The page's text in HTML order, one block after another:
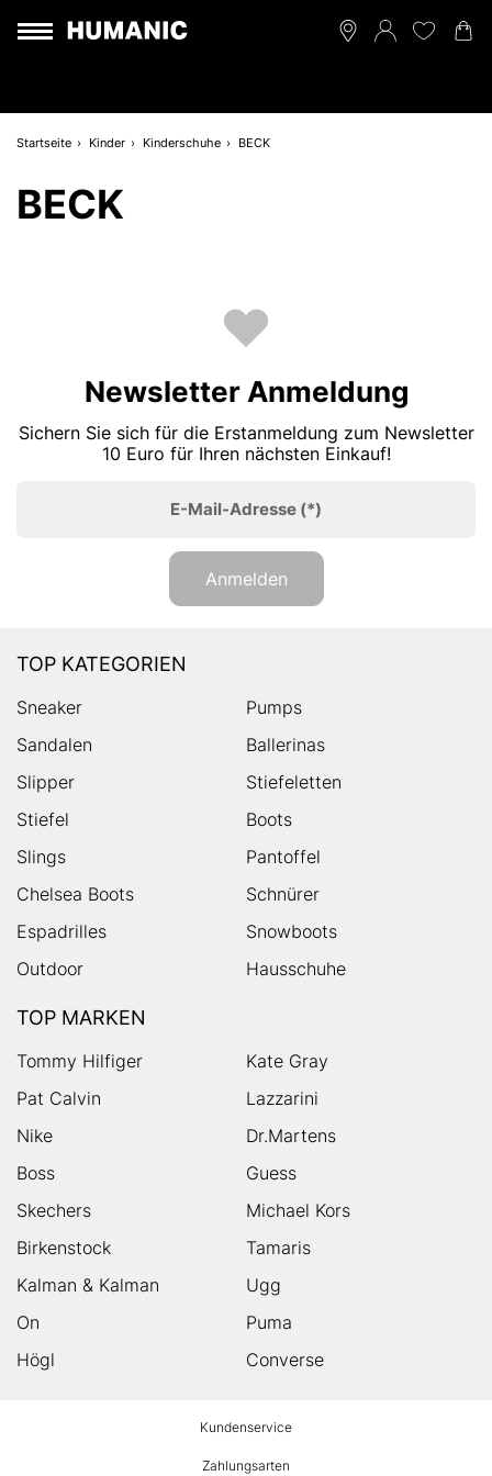
Startseite Kinder Kinderschuhe BECK
BECK
Newsletter Anmeldung
Sichern Sie sich für die Erstanmeldung zum Newsletter
10 Euro für Ihren nächsten Einkauf!
E-Mail-Adresse (*)
Anmelden
TOP KATEGORIEN
Sneaker
Pumps
Sandalen
Ballerinas
Slipper
Stiefeletten
Stiefel
Boots
Slings
Pantoffel
Chelsea Boots
Schnürer
Espadrilles
Snowboots
Outdoor
Hausschuhe
TOP MARKEN
Tommy Hilfiger
Kate Gray
Pat Calvin
Lazzarini
Nike
Dr.Martens
Boss
Guess
Skechers
Michael Kors
Birkenstock
Tamaris
Kalman & Kalman
Ugg
On
Puma
Högl
Converse
Kundenservice
Zahlungsarten